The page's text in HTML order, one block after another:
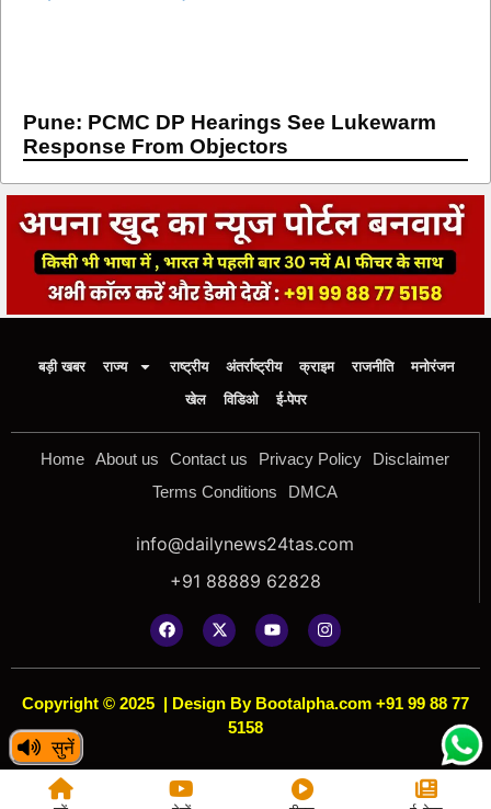
सुनें
Pune: PCMC DP Hearings See Lukewarm
Response From Objectors
बड़ी खबर राज्य राष्ट्रीय अंतर्राष्ट्रीय क्राइम राजनीति
मनोरंजन
खेल
विडिओ ई-पेपर
Home About us Contact us Privacy Policy
Disclaimer
Terms Conditions
DMCA
info@dailynews24tas.com
+91 88889 62828
Copyright © 2025 | Design By Bootalpha.com +91 99 88 77
5158